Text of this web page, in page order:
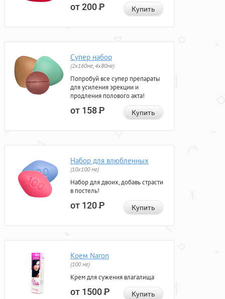
от 200Р Купить
Супер набор
(2х160мг, 4х80мг)
Попробуй все супер препараты
для усиления эрекции и
продления полового акта!
от 158Р Купить
Набор для влюбленных
(10х100 мг)
Набор для двоих, добавь страсти
в постель!
от 120Р Купить
Крем Naron
(100 мг)
Крем для сужения влагалища
от 1500Р Купить